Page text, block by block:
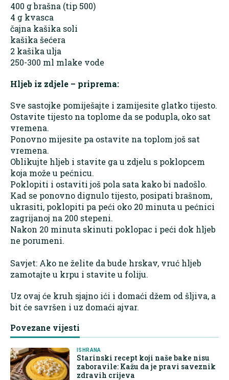
400 g brašna (tip 500)
4 g kvasca
čajna kašika soli
kašika šećera
2 kašika ulja
250-300 ml mlake vode
Hljeb iz zdjele – priprema:
Sve sastojke pomiješajte i zamijesite glatko tijesto.
Ostavite tijesto na toplome da se podupla, oko sat
vremena.
Ponovno mijesite pa ostavite na toplom još sat
vremena.
Oblikujte hljeb i stavite ga u zdjelu s poklopcem
koja može u pećnicu.
Poklopiti i ostaviti još pola sata kako bi nadošlo.
Kad se ponovno dignulo tijesto, posipati brašnom,
ukrasiti, poklopiti pa peći oko 20 minuta u pećnici
zagrijanoj na 200 stepeni.
Nakon 20 minuta skinuti poklopac i peći dok hljeb
ne porumeni.
Savjet: Ako ne želite da bude hrskav, vruć hljeb
zamotajte u krpu i stavite u foliju.
Uz ovaj će kruh sjajno ići i domaći džem od šljiva, a
bit će savršen i uz domaći ajvar.
Povezane vijesti
ISHRANA
Starinski recept koji naše bake nisu
zaboravile: Kažu da je pravi saveznik
zdravih crijeva